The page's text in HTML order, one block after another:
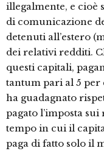
illegalmente, e cioè
di comunicazione
detenuti all’estero
dei relativi redditi.
questi capitali,
tantum pari al 5 per
ha guadagnato
pagato l’imposta
tempo in cui il
paga di fatto solo il